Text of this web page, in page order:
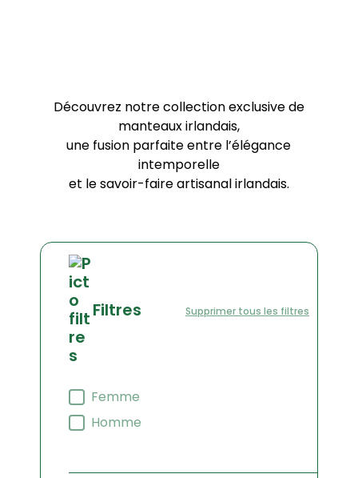
Découvrez notre collection exclusive de
manteaux irlandais,
une fusion parfaite entre l’élégance
intemporelle
et le savoir-faire artisanal irlandais.
Filtres Supprimer tous les filtres
Filtre sexe
Femme
Homme